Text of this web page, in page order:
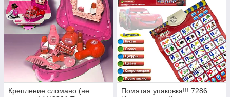
Крепление сломано (не
Помятая упаковка!!! 7286